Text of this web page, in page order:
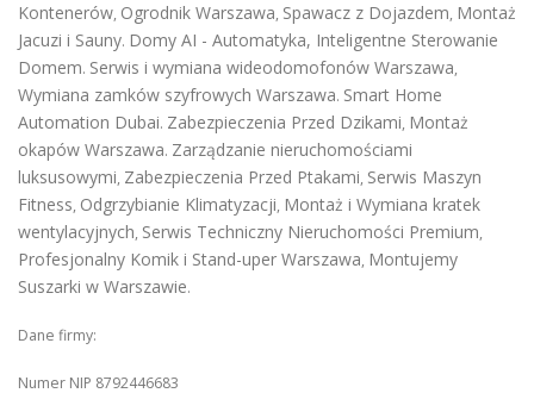
Kontenerów, Ogrodnik Warszawa, Spawacz z Dojazdem, Montaż
Jacuzi i Sauny. Domy AI - Automatyka, Inteligentne Sterowanie
Domem. Serwis i wymiana wideodomofonów Warszawa,
Wymiana zamków szyfrowych Warszawa. Smart Home
Automation Dubai. Zabezpieczenia Przed Dzikami, Montaż
okapów Warszawa. Zarządzanie nieruchomościami
luksusowymi, Zabezpieczenia Przed Ptakami, Serwis Maszyn
Fitness, Odgrzybianie Klimatyzacji, Montaż i Wymiana kratek
wentylacyjnych, Serwis Techniczny Nieruchomości Premium,
Profesjonalny Komik i Stand-uper Warszawa, Montujemy
Suszarki w Warszawie.
Dane firmy:
Numer NIP 8792446683